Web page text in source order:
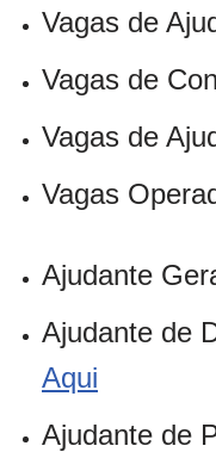
Vagas de
Vagas de
Vagas de
Vagas
Ajudante
Ajudante de
Aqui
Ajudante de